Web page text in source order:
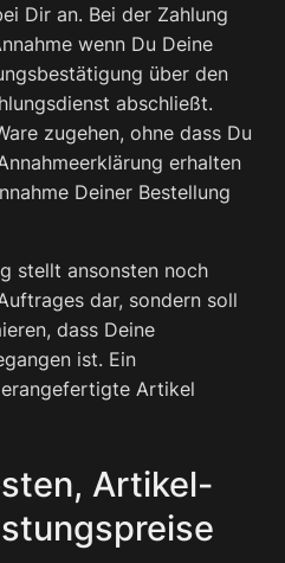
Dir an. Bei der Zahlung
wenn Du Deine
über den
abschließt.
zugehen, ohne dass Du
erhalten
Deiner Bestellung
stellt ansonsten noch
dar, sondern soll
dass Deine
ist. Ein
Artikel
Artikel-